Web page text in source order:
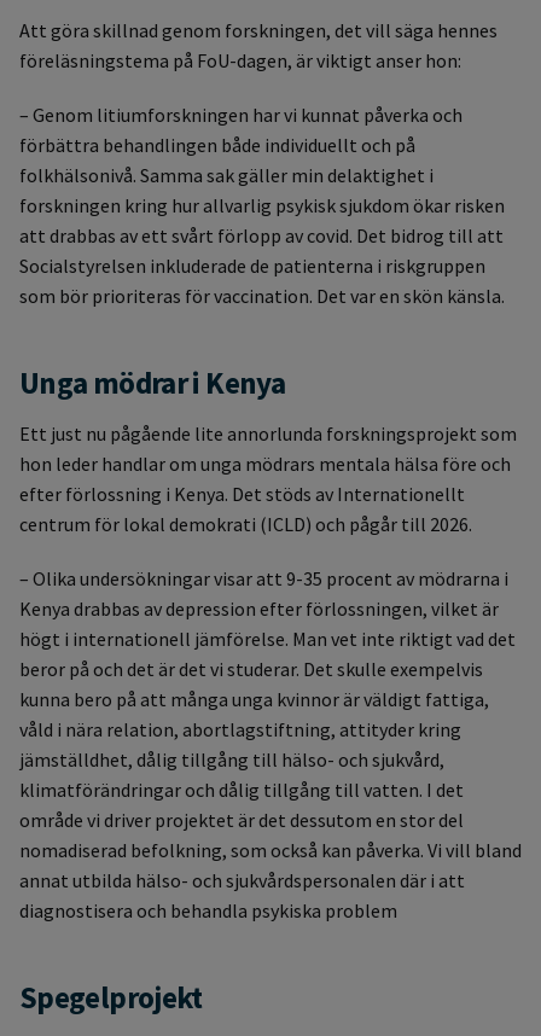
Att göra skillnad genom forskningen, det vill säga hennes
föreläsningstema på FoU-dagen, är viktigt anser hon:
– Genom litiumforskningen har vi kunnat påverka och
förbättra behandlingen både individuellt och på
folkhälsonivå. Samma sak gäller min delaktighet i
forskningen kring hur allvarlig psykisk sjukdom ökar risken
att drabbas av ett svårt förlopp av covid. Det bidrog till att
Socialstyrelsen inkluderade de patienterna i riskgruppen
som bör prioriteras för vaccination. Det var en skön känsla.
Unga mödrar i Kenya
Ett just nu pågående lite annorlunda forskningsprojekt som
hon leder handlar om unga mödrars mentala hälsa före och
efter förlossning i Kenya. Det stöds av Internationellt
centrum för lokal demokrati (ICLD) och pågår till 2026.
– Olika undersökningar visar att 9-35 procent av mödrarna i
Kenya drabbas av depression efter förlossningen, vilket är
högt i internationell jämförelse. Man vet inte riktigt vad det
beror på och det är det vi studerar. Det skulle exempelvis
kunna bero på att många unga kvinnor är väldigt fattiga,
våld i nära relation, abortlagstiftning, attityder kring
jämställdhet, dålig tillgång till hälso- och sjukvård,
klimatförändringar och dålig tillgång till vatten. I det
område vi driver projektet är det dessutom en stor del
nomadiserad befolkning, som också kan påverka. Vi vill bland
annat utbilda hälso- och sjukvårdspersonalen där i att
diagnostisera och behandla psykiska problem
Spegelprojekt